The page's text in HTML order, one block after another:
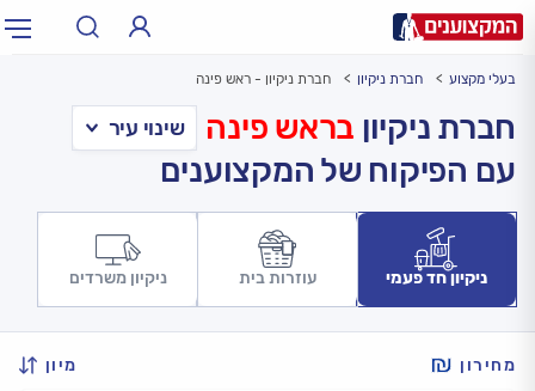
עירעיר: תל אביב, חיפה…
בעלי מקצוע חברת ניקיון חברת ניקיון - ראש פינה
חברת ניקיון בראש פינה
עם הפיקוח של המקצוענים
ניקיון חד פעמי עוזרות בית ניקיון משרדים
מחירון מיון